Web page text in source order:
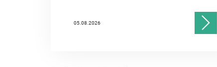
05.08.2026